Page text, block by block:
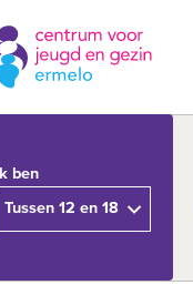
Ik ben
Tussen 12 en 18